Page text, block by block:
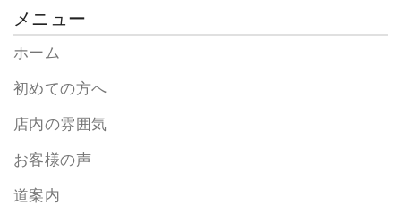
メニュー
ホーム
初めての方へ
店内の雰囲気
お客様の声
道案内